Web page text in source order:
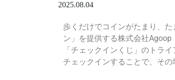
2025.08.04
歩くだけでコインがたまり、
ン」を提供する株式会社
「チェックインくじ」のトラ
チェックインすることで、そ